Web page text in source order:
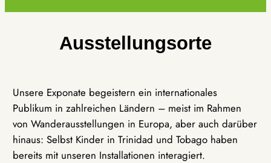
Ausstellungsorte
Unsere Exponate begeistern ein internationales
Publikum in zahlreichen Ländern – meist im Rahmen
von Wanderausstellungen in Europa, aber auch darüber
hinaus: Selbst Kinder in Trinidad und Tobago haben
bereits mit unseren Installationen interagiert.